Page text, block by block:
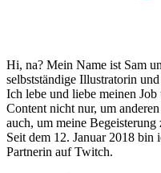
Hi, na? Mein Name ist Sam
selbstständige Illustratorin
Ich lebe und liebe meinen
Content nicht nur, um
auch, um meine Begeisterung
Seit dem 12. Januar 2018
Partnerin auf Twitch.